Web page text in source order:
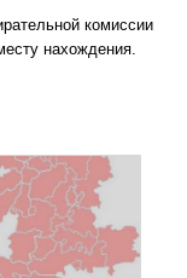
комиссии
нахождения.